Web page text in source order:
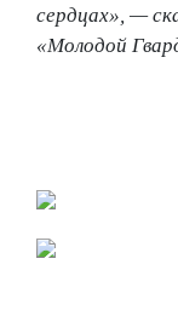
сердцах», —
«Молодой